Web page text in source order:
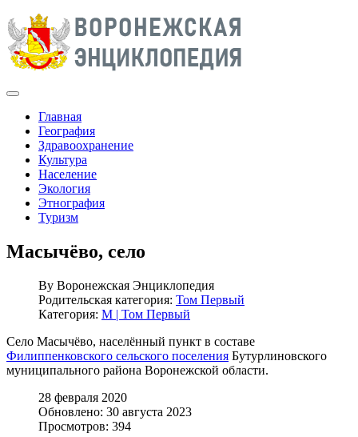
Главная
География
Здравоохранение
Культура
Население
Экология
Этнография
Туризм
Масычёво, село
By Воронежская Энциклопедия
Родительская категория: Том Первый
Категория: М | Том Первый
Село Масычёво, населённый пункт в составе
Филиппенковского сельского поселения Бутурлиновского
муниципального района Воронежской области.
28 февраля 2020
Обновлено: 30 августа 2023
Просмотров: 394